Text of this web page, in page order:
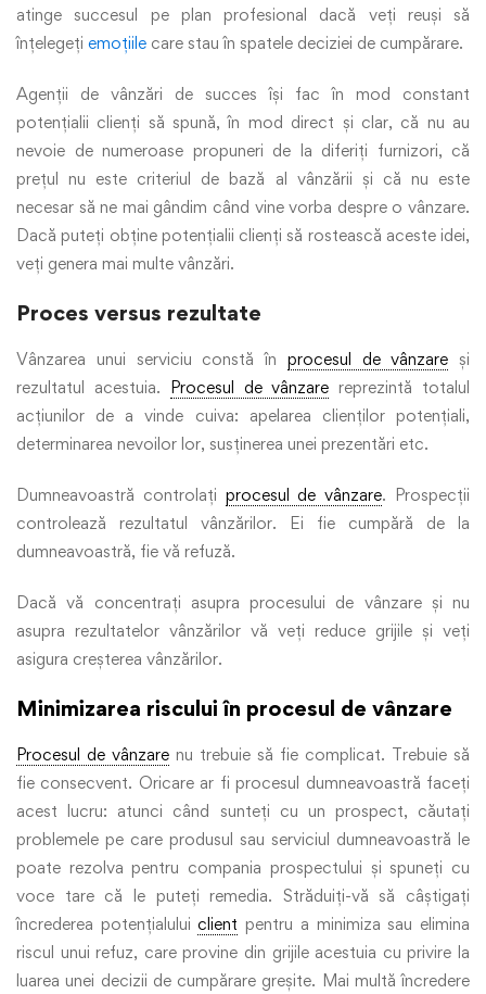
atinge succesul pe plan profesional dacă veți reuși să
înțelegeți emoțiile care stau în spatele deciziei de cumpărare.
Agenții de vânzări de succes își fac în mod constant
potențialii clienți să spună, în mod direct și clar, că nu au
nevoie de numeroase propuneri de la diferiți furnizori, că
prețul nu este criteriul de bază al vânzării și că nu este
necesar să ne mai gândim când vine vorba despre o vânzare.
Dacă puteți obține potențialii clienți să rostească aceste idei,
veți genera mai multe vânzări.
Proces versus rezultate
Vânzarea unui serviciu constă în procesul de vânzare și
rezultatul acestuia. Procesul de vânzare reprezintă totalul
acțiunilor de a vinde cuiva: apelarea clienților potențiali,
determinarea nevoilor lor, susținerea unei prezentări etc.
Dumneavoastră controlați procesul de vânzare. Prospecții
controlează rezultatul vânzărilor. Ei fie cumpără de la
dumneavoastră, fie vă refuză.
Dacă vă concentrați asupra procesului de vânzare și nu
asupra rezultatelor vânzărilor vă veți reduce grijile și veți
asigura creșterea vânzărilor.
Minimizarea riscului în procesul de vânzare
Procesul de vânzare nu trebuie să fie complicat. Trebuie să
fie consecvent. Oricare ar fi procesul dumneavoastră faceți
acest lucru: atunci când sunteți cu un prospect, căutați
problemele pe care produsul sau serviciul dumneavoastră le
poate rezolva pentru compania prospectului și spuneți cu
voce tare că le puteți remedia. Străduiți-vă să câștigați
încrederea potențialuluiclient pentru a minimiza sau elimina
riscul unui refuz, care provine din grijile acestuia cu privire la
luarea unei decizii de cumpărare greșite. Mai multă încredere